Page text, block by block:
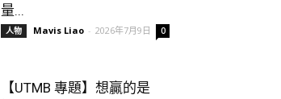
量...
人物 Mavis Liao - 2026年7月9日 0
【UTMB 專題】想贏的是